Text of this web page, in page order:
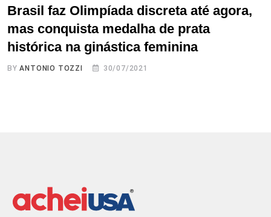
Brasil faz Olimpíada discreta até agora,
mas conquista medalha de prata
histórica na ginástica feminina
BYANTONIO TOZZI 30/07/2021